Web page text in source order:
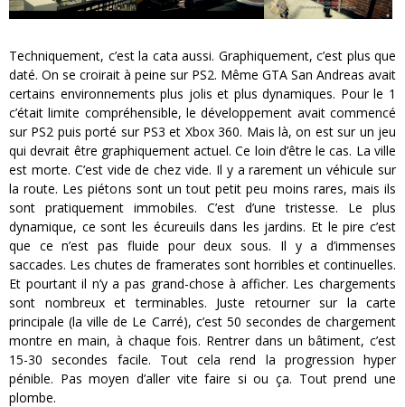
Techniquement, c’est la cata aussi. Graphiquement, c’est plus que
daté. On se croirait à peine sur PS2. Même GTA San Andreas avait
certains environnements plus jolis et plus dynamiques. Pour le 1
c’était limite compréhensible, le développement avait commencé
sur PS2 puis porté sur PS3 et Xbox 360. Mais là, on est sur un jeu
qui devrait être graphiquement actuel. Ce loin d’être le cas. La ville
est morte. C’est vide de chez vide. Il y a rarement un véhicule sur
la route. Les piétons sont un tout petit peu moins rares, mais ils
sont pratiquement immobiles. C’est d’une tristesse. Le plus
dynamique, ce sont les écureuils dans les jardins. Et le pire c’est
que ce n’est pas fluide pour deux sous. Il y a d’immenses
saccades. Les chutes de framerates sont horribles et continuelles.
Et pourtant il n’y a pas grand-chose à afficher. Les chargements
sont nombreux et terminables. Juste retourner sur la carte
principale (la ville de Le Carré), c’est 50 secondes de chargement
montre en main, à chaque fois. Rentrer dans un bâtiment, c’est
15-30 secondes facile. Tout cela rend la progression hyper
pénible. Pas moyen d’aller vite faire si ou ça. Tout prend une
plombe.